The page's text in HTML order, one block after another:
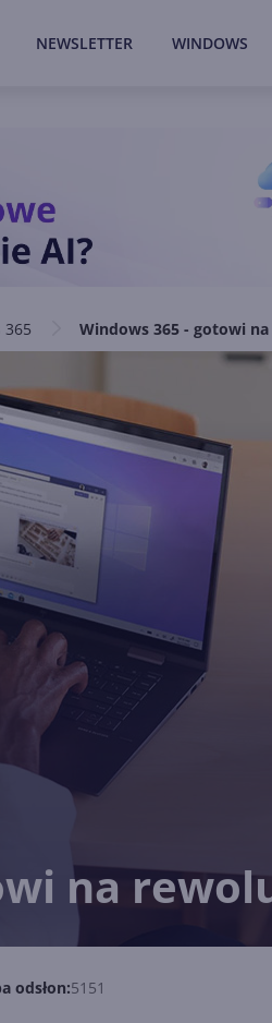
NEWSLETTER WINDOWS
365 Windows 365 - gotowi
na
odsłon:5151